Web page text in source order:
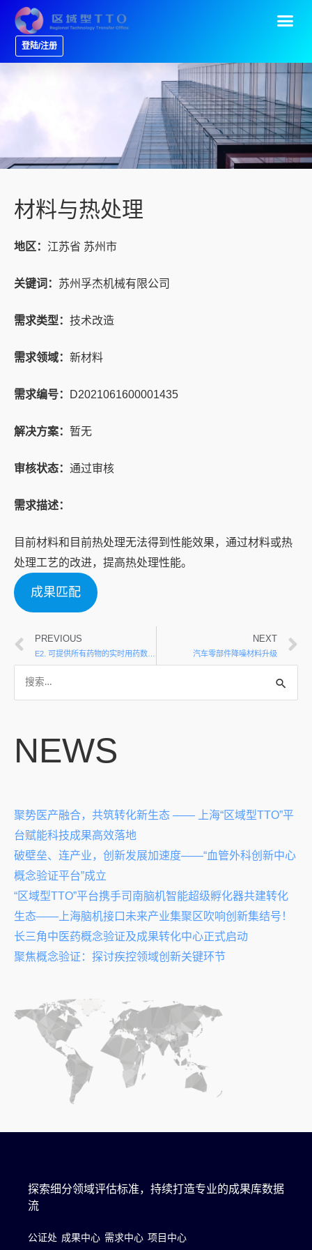
登陆/注册
材料与热处理
地区： 江苏省 苏州市
关键词： 苏州孚杰机械有限公司
需求类型： 技术改造
需求领域： 新材料
需求编号： D2021061600001435
解决方案： 暂无
审核状态： 通过审核
需求描述：
目前材料和目前热处理无法得到性能效果，通过材料或热
处理工艺的改进，提高热处理性能。
成果匹配
PREVIOUS NEXT
汽车零部件降噪材料升级
NEWS
聚势医产融合，共筑转化新生态 —— 上海“区域型TTO”平
台赋能科技成果高效落地
破壁垒、连产业，创新发展加速度——“血管外科创新中心
概念验证平台”成立
“区域型TTO”平台携手司南脑机智能超级孵化器共建转化
生态——上海脑机接口未来产业集聚区吹响创新集结号！
长三角中医药概念验证及成果转化中心正式启动
聚焦概念验证：探讨疾控领域创新关键环节
探索细分领域评估标准，持续打造专业的成果库数据
流
公证处 成果中心 需求中心 项目中心